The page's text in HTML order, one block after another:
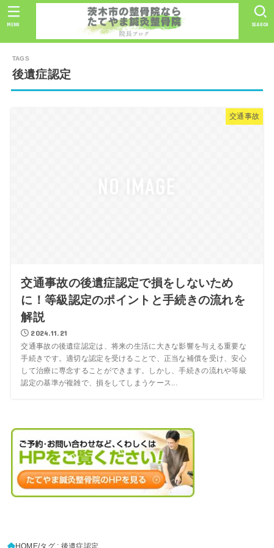
SEARCH
MENU
後遺症認定
交通事故
交通事故の後遺症認定で損をしないため
に！等級認定のポイントと手続きの流れを
解説
2024.11.21
交通事故の後遺症認定は、将来の生活に大きな影響を与える重要な
手続きです。適切な認定を受けることで、正当な補償を受け、安心
して治療に専念することができます。しかし、手続きの流れや等級
認定の基準が複雑で、損をしてしまうケース...
HOME タグ : 後遺症認定